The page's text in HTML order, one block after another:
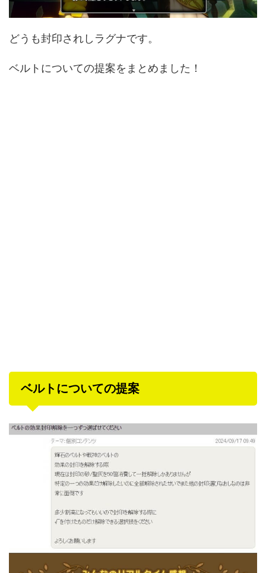
どうも封印されしラグナです。
ベルトについての提案をまとめました！
ベルトについての提案